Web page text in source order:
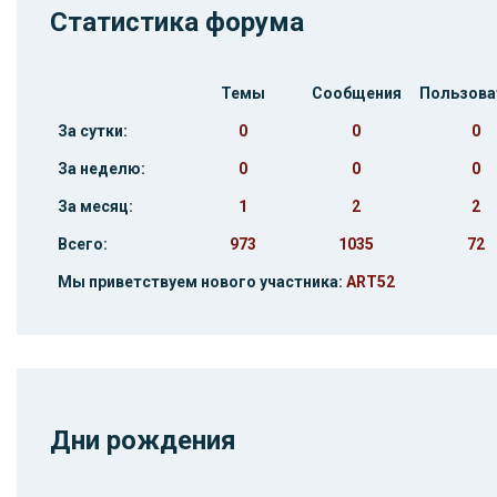
Статистика форума
Темы Сообщения
За сутки: 0 0 0
За неделю: 0 0 0
За месяц: 1 2 2
Всего: 973 1035 72
Мы приветствуем нового участника: ART52
Дни рождения